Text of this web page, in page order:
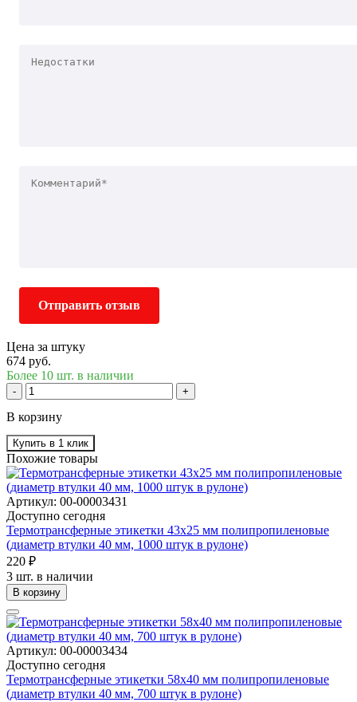
Отправить отзыв
Цена за штуку
674 руб.
Более 10 шт. в наличии
- +
В корзину
Купить в 1 клик
Похожие товары
Артикул: 00-00003431
Доступно сегодня
Термотрансферные этикетки 43х25 мм полипропиленовые
(диаметр втулки 40 мм, 1000 штук в рулоне)
220 ₽
3 шт. в наличии
В корзину
Артикул: 00-00003434
Доступно сегодня
Термотрансферные этикетки 58х40 мм полипропиленовые
(диаметр втулки 40 мм, 700 штук в рулоне)